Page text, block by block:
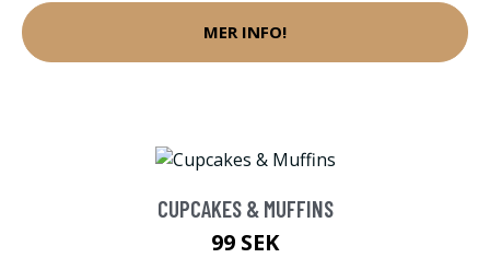
MER INFO!
CUPCAKES & MUFFINS
99 SEK